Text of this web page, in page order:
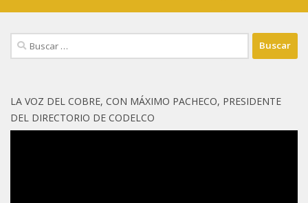
Buscar:
LA VOZ DEL COBRE, CON MÁXIMO PACHECO, PRESIDENTE
DEL DIRECTORIO DE CODELCO